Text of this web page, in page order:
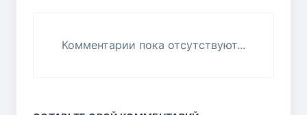
Комментарии пока отсутствуют...